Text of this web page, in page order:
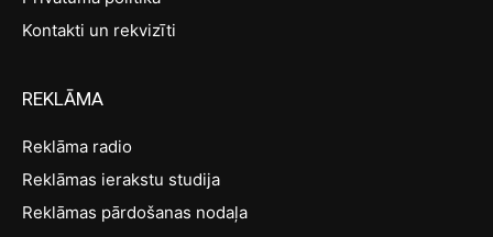
Kontakti un rekvizīti
REKLĀMA
Reklāma radio
Reklāmas ierakstu studija
Reklāmas pārdošanas nodaļa